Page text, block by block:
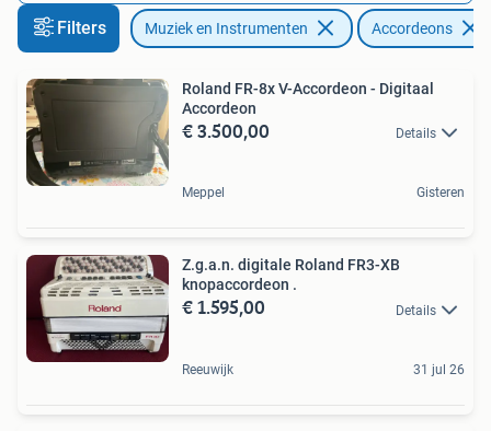
Filters Muziek en Instrumenten Accordeons
Roland FR-8x V-Accordeon - Digitaal
Accordeon
€ 3.500,00 Details
Meppel Gisteren
Z.g.a.n. digitale Roland FR3-XB
knopaccordeon .
€ 1.595,00 Details
Reeuwijk 31 jul 26